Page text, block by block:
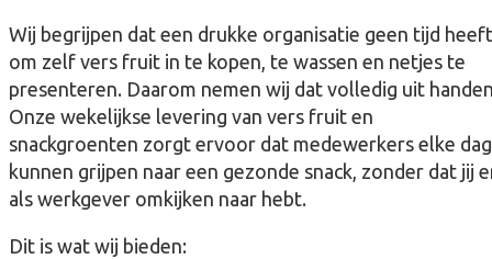
Wij begrijpen dat een drukke organisatie geen tijd heeft
om zelf vers fruit in te kopen, te wassen en netjes te
presenteren. Daarom nemen wij dat volledig uit
Onze wekelijkse levering van vers fruit en
snackgroenten zorgt ervoor dat medewerkers elke dag
kunnen grijpen naar een gezonde snack, zonder dat jij
als werkgever omkijken naar hebt.
Dit is wat wij bieden: